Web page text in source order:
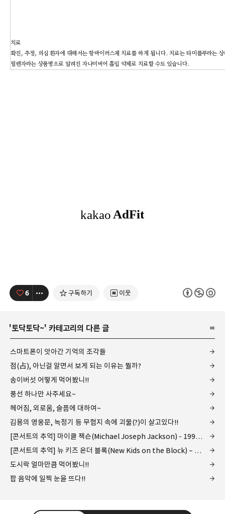
치료
확진, 추정, 의심 환자에 대해서는 항바이러스제 치료를 하게 됩니다. 치료는 타미플루라는
릴렌자라는 상품명으로 알려진 자나미비어 흡입 약제로 치료할 수도 있습니다.
6 구독하기 이웃
'토닥토닥~' 카테고리의 다른 글
스마트폰이 앗아간 기억의 조각들
점(占), 아닌걸 알면서 보게 되는 이유는 뭘까?
송이버섯 어떻게 먹어봤니!!
풍선 하나만 사주세요~
헤어짐, 외로움, 슬픔에 대하여~
김용의 영웅문, 녹정기 등 무협지 속에 괴물(?)이 살고있다!!
[콘서트의 추억] 마이클 잭슨(Michael Joseph Jackson) - 1996년 첫 내한공연 현장 속으로...
[콘서트의 추억] 뉴 키즈 온더 블록(New Kids on the Block) – 1992년 2월 17일 역사적인 내한공연 현장 속으로…
도시락 얼마만큼 먹어봤니!!
팝 음악에 일찍 눈을 뜨다!!